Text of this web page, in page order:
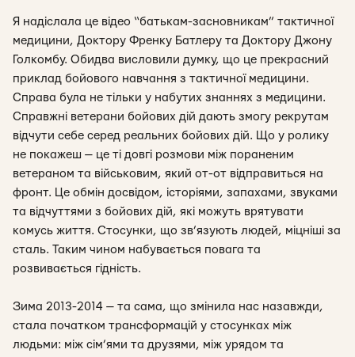
Я надіслала це відео “батькам-засновникам” тактичної
медицини, Доктору Френку Батлеру та Доктору Джону
Голкомбу. Обидва висловили думку, що це прекрасний
приклад бойового навчання з тактичної медицини.
Справа була не тільки у набутих знаннях з медицини.
Справжні ветерани бойових дій дають змогу рекрутам
відчути себе серед реальних бойових дій. Що у ролику
не покажеш — це ті довгі розмови між пораненим
ветераном та військовим, який от-от відправиться на
фронт. Це обмін досвідом, історіями, запахами, звуками
та відчуттями з бойових дій, які можуть врятувати
комусь життя. Стосунки, що зв’язують людей, міцніші за
сталь. Таким чином набувається повага та
розвивається гідність.
Зима 2013-2014 — та сама, що змінила нас назавжди,
стала початком трансформацій у стосунках між
людьми: між сім’ями та друзями, між урядом та